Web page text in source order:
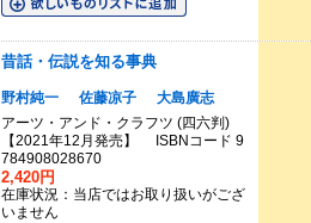
昔話・伝説を知る事典
野村純一 佐藤凉子
大島廣志
アーツ・アンド・クラフツ (四六判)
【2021年12月発売】 ISBNコード 9
784908028670
2,420円
在庫状況：当店ではお取り扱いがござ
いません